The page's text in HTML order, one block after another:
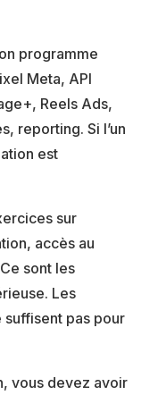
programme
Meta, API
Reels Ads,
reporting. Si l’un
est
sur
accès au
sont les
Les
pas pour
vous devez avoir